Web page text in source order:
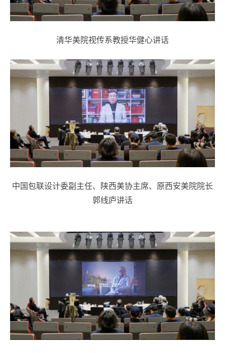
清华美院视传系教授华健心讲话
中国包联设计委副主任、陕西美协主席、原西安美院院长
郭线庐讲话